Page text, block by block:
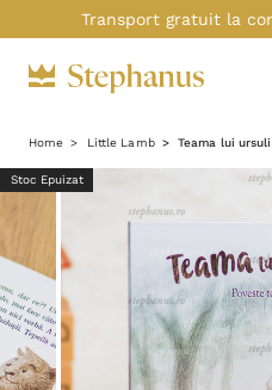
Transport gratuit la
Home Little Lamb Teama lui
Stoc Epuizat